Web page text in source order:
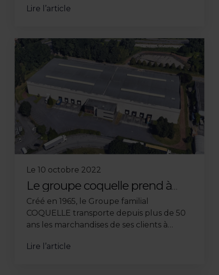
multimodale embranchée fer et ...
Lire l’article
Le 10 octobre 2022
Le groupe coquelle prend à
bail 7 500 m2 au Nord de la
Métropole Lilloise
Créé en 1965, le Groupe familial
COQUELLE transporte depuis plus de 50
ans les marchandises de ses clients à
transport de vrac et de marchandises ...
Lire l’article